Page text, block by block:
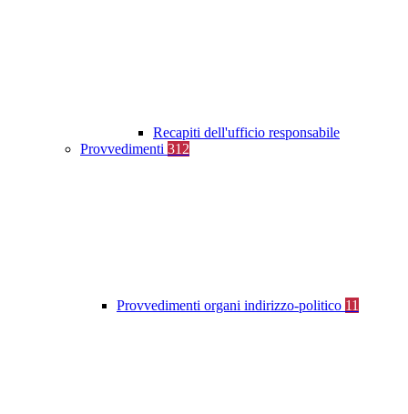
Recapiti dell'ufficio responsabile
Provvedimenti 312
Provvedimenti organi indirizzo-politico 11